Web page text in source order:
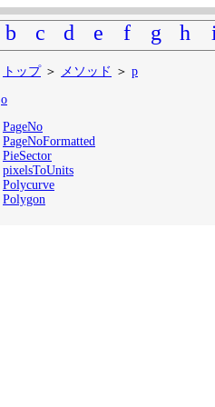
b c d e f g h
トップ ＞ メソッド ＞ p
o
PageNo
PageNoFormatted
PieSector
pixelsToUnits
Polycurve
Polygon